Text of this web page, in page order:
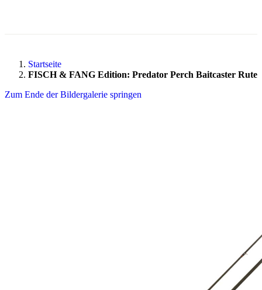
Startseite
FISCH & FANG Edition: Predator Perch Baitcaster Rute
Zum Ende der Bildergalerie springen